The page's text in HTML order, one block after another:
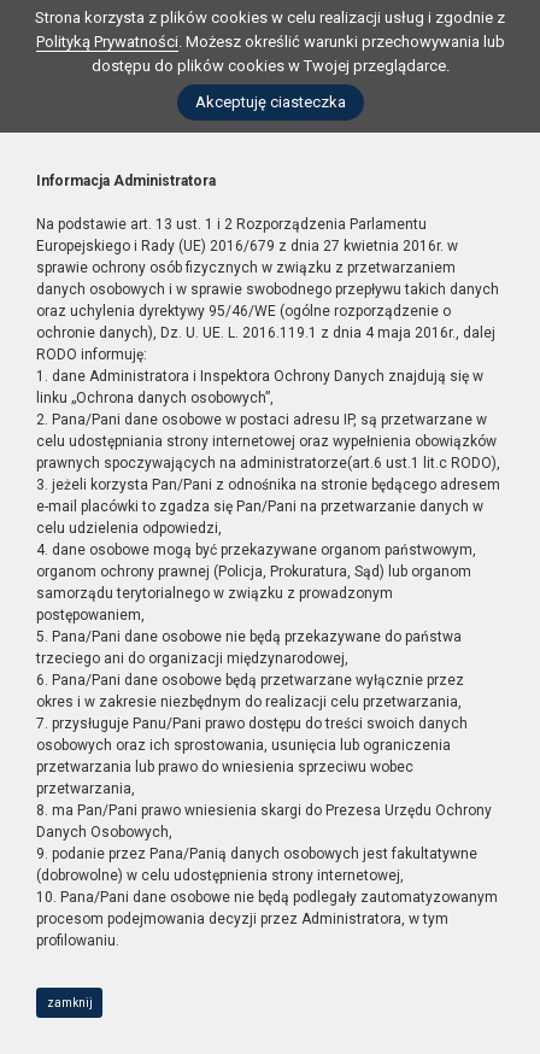
Strona korzysta z plików cookies w celu realizacji usług i zgodnie z
Polityką Prywatności. Możesz określić warunki przechowywania lub
dostępu do plików cookies w Twojej przeglądarce.
Akceptuję ciasteczka
Informacja Administratora
Na podstawie art. 13 ust. 1 i 2 Rozporządzenia Parlamentu
Europejskiego i Rady (UE) 2016/679 z dnia 27 kwietnia 2016r. w
sprawie ochrony osób fizycznych w związku z przetwarzaniem
danych osobowych i w sprawie swobodnego przepływu takich danych
oraz uchylenia dyrektywy 95/46/WE (ogólne rozporządzenie o
ochronie danych), Dz. U. UE. L. 2016.119.1 z dnia 4 maja 2016r., dalej
RODO informuję:
1. dane Administratora i Inspektora Ochrony Danych znajdują się w
linku „Ochrona danych osobowych”,
2. Pana/Pani dane osobowe w postaci adresu IP, są przetwarzane w
celu udostępniania strony internetowej oraz wypełnienia obowiązków
prawnych spoczywających na administratorze(art.6 ust.1 lit.c RODO),
3. jeżeli korzysta Pan/Pani z odnośnika na stronie będącego adresem
e-mail placówki to zgadza się Pan/Pani na przetwarzanie danych w
celu udzielenia odpowiedzi,
4. dane osobowe mogą być przekazywane organom państwowym,
organom ochrony prawnej (Policja, Prokuratura, Sąd) lub organom
samorządu terytorialnego w związku z prowadzonym
postępowaniem,
5. Pana/Pani dane osobowe nie będą przekazywane do państwa
trzeciego ani do organizacji międzynarodowej,
6. Pana/Pani dane osobowe będą przetwarzane wyłącznie przez
okres i w zakresie niezbędnym do realizacji celu przetwarzania,
7. przysługuje Panu/Pani prawo dostępu do treści swoich danych
osobowych oraz ich sprostowania, usunięcia lub ograniczenia
przetwarzania lub prawo do wniesienia sprzeciwu wobec
przetwarzania,
8. ma Pan/Pani prawo wniesienia skargi do Prezesa Urzędu Ochrony
Danych Osobowych,
9. podanie przez Pana/Panią danych osobowych jest fakultatywne
(dobrowolne) w celu udostępnienia strony internetowej,
10. Pana/Pani dane osobowe nie będą podlegały zautomatyzowanym
procesom podejmowania decyzji przez Administratora, w tym
profilowaniu.
zamknij